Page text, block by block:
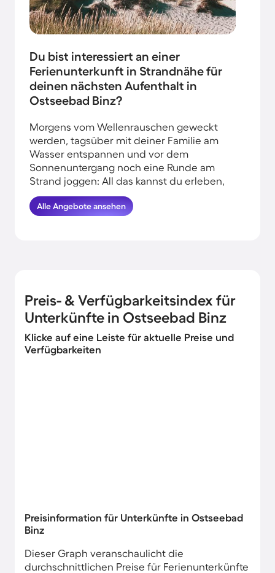
Du bist interessiert an einer
Ferienunterkunft in Strandnähe für
deinen nächsten Aufenthalt in
Ostseebad Binz?
Morgens vom Wellenrauschen geweckt
werden, tagsüber mit deiner Familie am
Wasser entspannen und vor dem
Sonnenuntergang noch eine Runde am
Strand joggen: All das kannst du erleben,
wenn du deinen Urlaub in Strandnähe in
Ostseebad Binz verbringst. HomeToGo hat
Alle Angebote ansehen
Preis- & Verfügbarkeitsindex für
Unterkünfte in Ostseebad Binz
Klicke auf eine Leiste für aktuelle Preise und
Verfügbarkeiten
Preisinformation für Unterkünfte in Ostseebad
Binz
Dieser Graph veranschaulicht die
durchschnittlichen Preise für Ferienunterkünfte